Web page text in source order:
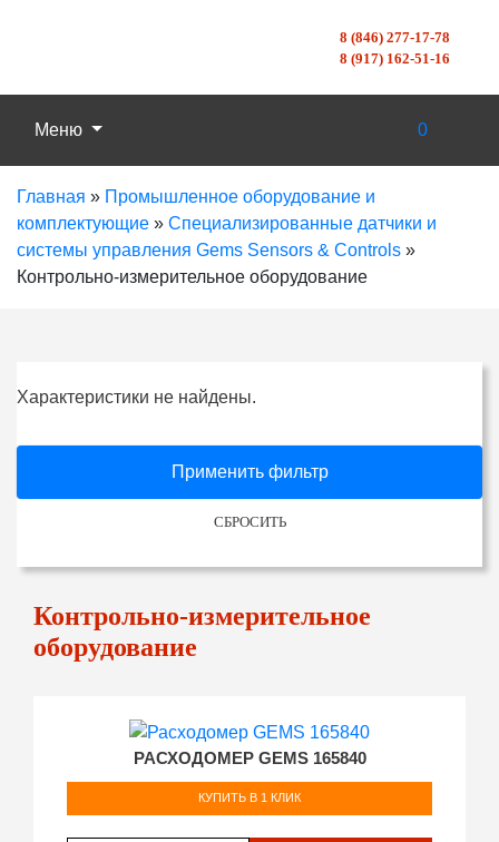
8 (846) 277-17-78
8 (917) 162-51-16
Меню 0
Главная » Промышленное оборудование и
комплектующие » Специализированные датчики и
системы управления Gems Sensors & Controls »
Контрольно-измерительное оборудование
Характеристики не найдены.
Применить фильтр
СБРОСИТЬ
Контрольно-измерительное
оборудование
РАСХОДОМЕР GEMS 165840
КУПИТЬ В 1 КЛИК